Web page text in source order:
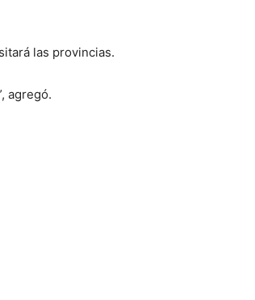
las provincias.
agregó.